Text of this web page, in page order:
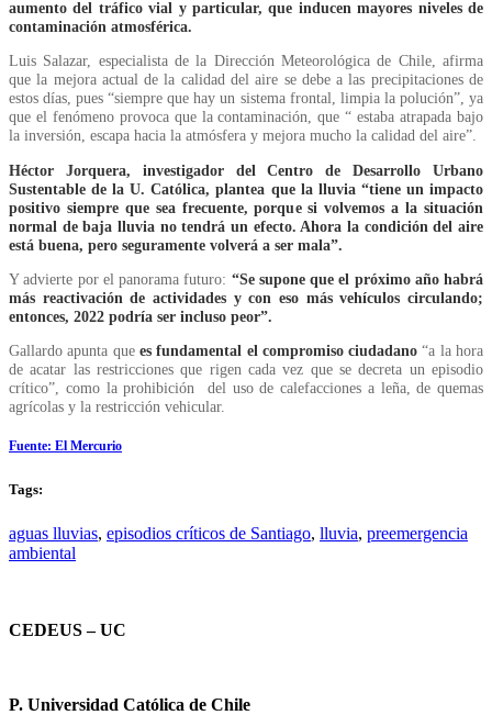
aumento del tráfico vial y particular, que inducen mayores niveles de
contaminación atmosférica.
Luis Salazar, especialista de la Dirección Meteorológica de Chile, afirma
que la mejora actual de la calidad del aire se debe a las precipitaciones de
estos días, pues “siempre que hay un sistema frontal, limpia la polución”, ya
que el fenómeno provoca que la contaminación, que “ estaba atrapada bajo
la inversión, escapa hacia la atmósfera y mejora mucho la calidad del aire”.
Héctor Jorquera, investigador del Centro de Desarrollo Urbano
Sustentable de la U. Católica, plantea que la lluvia “tiene un impacto
positivo siempre que sea frecuente, porque si volvemos a la situación
normal de baja lluvia no tendrá un efecto. Ahora la condición del aire
está buena, pero seguramente volverá a ser mala”.
Y advierte por el panorama futuro: “Se supone que el próximo año habrá
más reactivación de actividades y con eso más vehículos circulando;
entonces, 2022 podría ser incluso peor”.
Gallardo apunta que es fundamental el compromiso ciudadano “a la hora
de acatar las restricciones que rigen cada vez que se decreta un episodio
crítico”, como la prohibición del uso de calefacciones a leña, de quemas
agrícolas y la restricción vehicular.
Fuente: El Mercurio
Tags:
aguas lluvias, episodios críticos de Santiago, lluvia, preemergencia
ambiental
CEDEUS – UC
P. Universidad Católica de Chile